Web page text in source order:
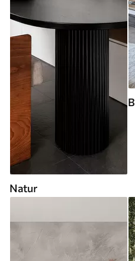
Natur